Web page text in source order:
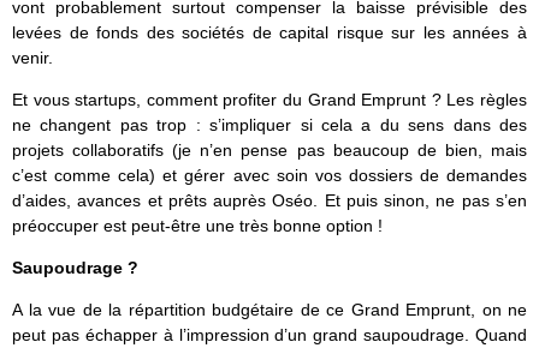
vont probablement surtout compenser la baisse prévisible des
levées de fonds des sociétés de capital risque sur les années à
venir.
Et vous startups, comment profiter du Grand Emprunt ? Les règles
ne changent pas trop : s’impliquer si cela a du sens dans des
projets collaboratifs (je n’en pense pas beaucoup de bien, mais
c’est comme cela) et gérer avec soin vos dossiers de demandes
d’aides, avances et prêts auprès Oséo. Et puis sinon, ne pas s’en
préoccuper est peut-être une très bonne option !
Saupoudrage ?
A la vue de la répartition budgétaire de ce Grand Emprunt, on ne
peut pas échapper à l’impression d’un grand saupoudrage. Quand